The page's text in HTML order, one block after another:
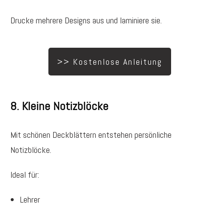
Drucke mehrere Designs aus und laminiere sie.
>> Kostenlose Anleitung
8. Kleine Notizblöcke
Mit schönen Deckblättern entstehen persönliche
Notizblöcke.
Ideal für:
Lehrer